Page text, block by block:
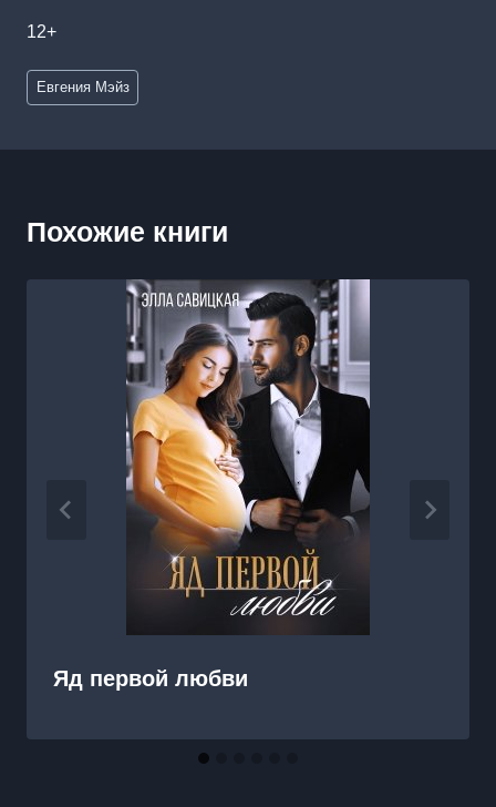
12+
Метки
записи:
Евгения Мэйз
Похожие книги
Яд первой любви